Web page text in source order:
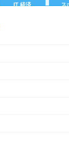
IT 経済 ス